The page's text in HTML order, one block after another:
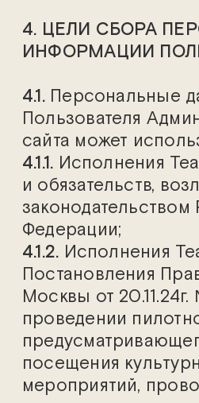
4. ЦЕЛИ СБОРА
ИНФОРМАЦИИ
4.1.Персональные
Пользователя
сайта может
4.1.1. Исполнения
и обязательств,
Федерации;
4.1.2. Исполнения
Постановления
Москвы от
проведении
посещения
мероприятий,